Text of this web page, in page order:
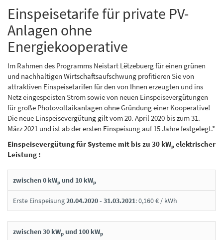
Einspeisetarife für private PV-
Anlagen ohne
Energiekooperative
Im Rahmen des Programms Neistart Lëtzebuerg für einen grünen
und nachhaltigen Wirtschaftsaufschwung profitieren Sie von
attraktiven Einspeisetarifen für den von Ihnen erzeugten und ins
Netz eingespeisten Strom sowie von neuen Einspeisevergütungen
für große Photovoltaikanlagen ohne Gründung einer Kooperative!
Die neue Einspeisevergütung gilt vom 20. April 2020 bis zum 31.
März 2021 und ist ab der ersten Einspeisung auf 15 Jahre festgelegt.*
Einspeisevergütung für Systeme mit bis zu 30 kWp elektrischer
Leistung :
zwischen 0 kWp und 10 kWp
Erste Einspeisung20.04.2020 - 31.03.2021: 0,160 € / kWh
zwischen 30 kWp und 100 kWp